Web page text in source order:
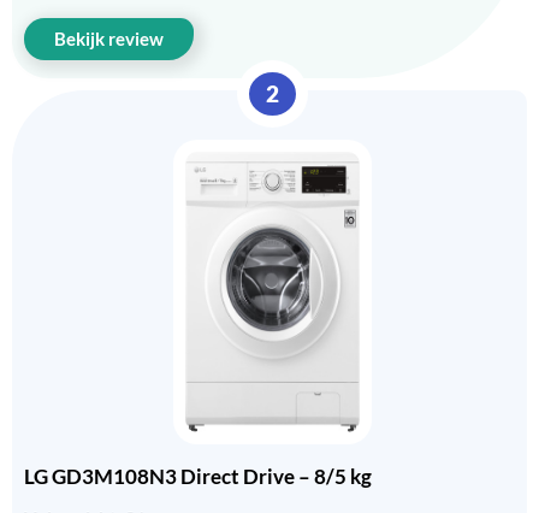
Bekijk review
2
LG GD3M108N3 Direct Drive – 8/5 kg